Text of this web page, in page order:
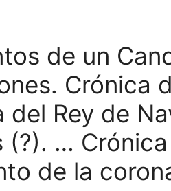
de un
Crónica
del Rey de
(?). …
de la